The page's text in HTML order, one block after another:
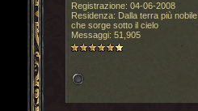
Registrazione: 04-06-2008
Residenza: Dalla terra più nobile
che sorge sotto il cielo
Messaggi: 51,905